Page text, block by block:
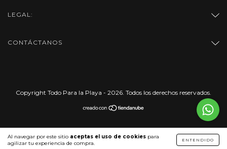
Al navegar por este sitio aceptas el uso de cookies para
agilizar tu experiencia de compra.
ENTENDIDO
LEGAL:
CONTÁCTANOS
Copyright Todo Para la Playa - 2026. Todos los derechos reservados.